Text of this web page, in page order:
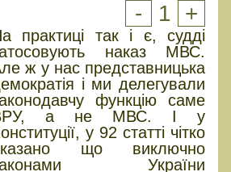
- 1 +
практиці так і є, судді
наказ МВС.
ж у нас представницька
і ми делегували
функцію саме
а не МВС. І у
у 92 статті чітко
що виключно
України